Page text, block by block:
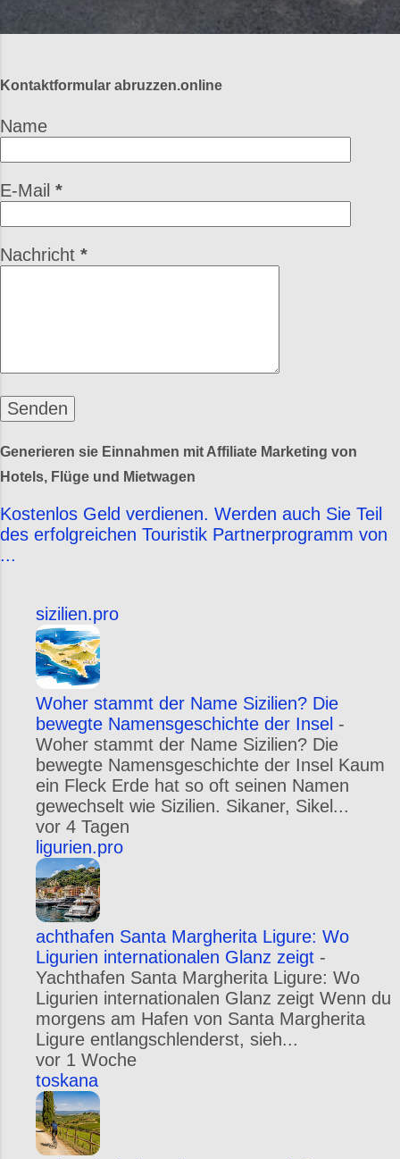
Kontaktformular abruzzen.online
Name
E-Mail *
Nachricht *
Generieren sie Einnahmen mit Affiliate Marketing von
Hotels, Flüge und Mietwagen
Kostenlos Geld verdienen. Werden auch Sie Teil
des erfolgreichen Touristik Partnerprogramm von
...
sizilien.pro
Woher stammt der Name Sizilien? Die
bewegte Namensgeschichte der Insel -
Woher stammt der Name Sizilien? Die
bewegte Namensgeschichte der Insel Kaum
ein Fleck Erde hat so oft seinen Namen
gewechselt wie Sizilien. Sikaner, Sikel...
vor 4 Tagen
ligurien.pro
achthafen Santa Margherita Ligure: Wo
Ligurien internationalen Glanz zeigt -
Yachthafen Santa Margherita Ligure: Wo
Ligurien internationalen Glanz zeigt Wenn du
morgens am Hafen von Santa Margherita
Ligure entlangschlenderst, sieh...
vor 1 Woche
toskana